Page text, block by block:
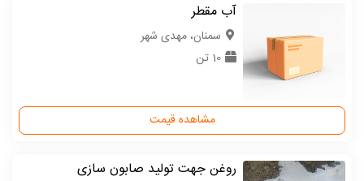
آب مقطر
سمنان، مهدی شهر
10 تن
مشاهده قیمت
روغن جهت تولید صابون سازی